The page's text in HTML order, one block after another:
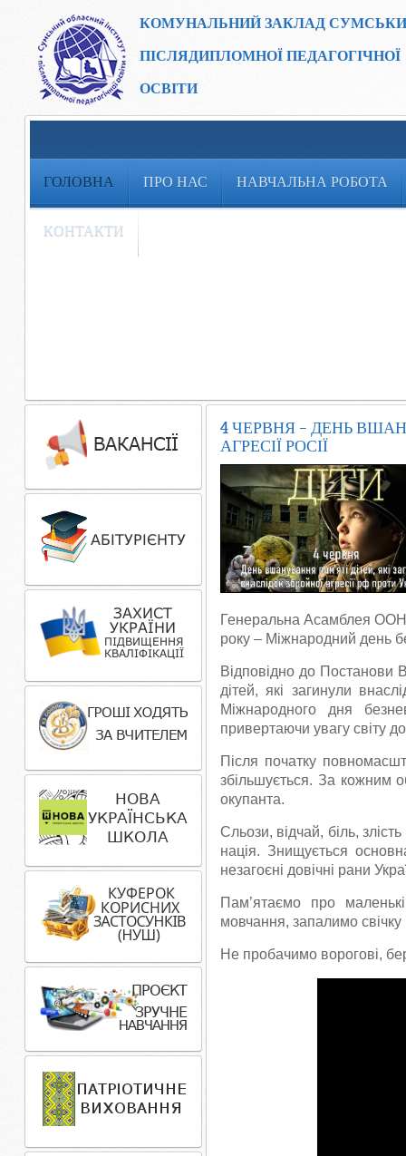
КОМУНАЛЬНИЙ ЗАКЛАД
ПІСЛЯДИПЛОМНОЇ ПЕДАГОГІЧНОЇ
ОСВІТИ
ГОЛОВНА ПРО НАС НАВЧАЛЬНА РОБОТА
КОНТАКТИ
4 ЧЕРВНЯ – ДЕНЬ
АГРЕСІЇ РОСІЇ
Генеральна Асамблея ООН
року – Міжнародний день
Відповідно до Постанови
дітей, які загинули
Міжнародного дня
привертаючи увагу світу
Після початку
збільшується. За кожним
окупанта.
Сльози, відчай, біль,
нація. Знищується
незагоєні довічні рани
Пам’ятаємо про
мовчання, запалимо свічку
Не пробачимо ворогові,